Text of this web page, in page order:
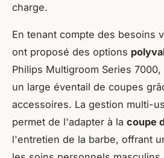
charge.
En tenant compte des besoins
ont proposé des options
Philips Multigroom Series 7000,
un large éventail de coupes
accessoires. La gestion multi-
permet de l'adapter à la coupe
l'entretien de la barbe, offrant